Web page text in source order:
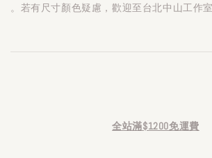
。若有尺寸顏色疑慮，歡迎至台北中山工作
全站滿$1200免運費